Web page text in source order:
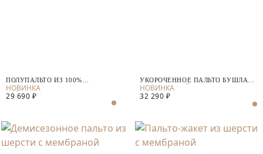
ПОЛУПАЛЬТО ИЗ 100%
ШЕРСТЯНОГО ТВИДА
29 690 ₽
УКОРОЧЕННОЕ ПАЛЬТО БУШЛАТ
С МЕМБРАНОЙ
32 290 ₽